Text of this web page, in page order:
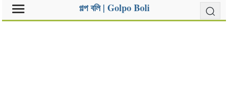
গল্প বলি | Golpo Boli